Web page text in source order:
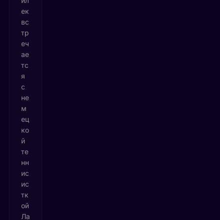
ек
вс
тр
еч
ае
тс
я
с
не
м
ец
ко
й
те
нн
ис
ис
тк
ой
Ла